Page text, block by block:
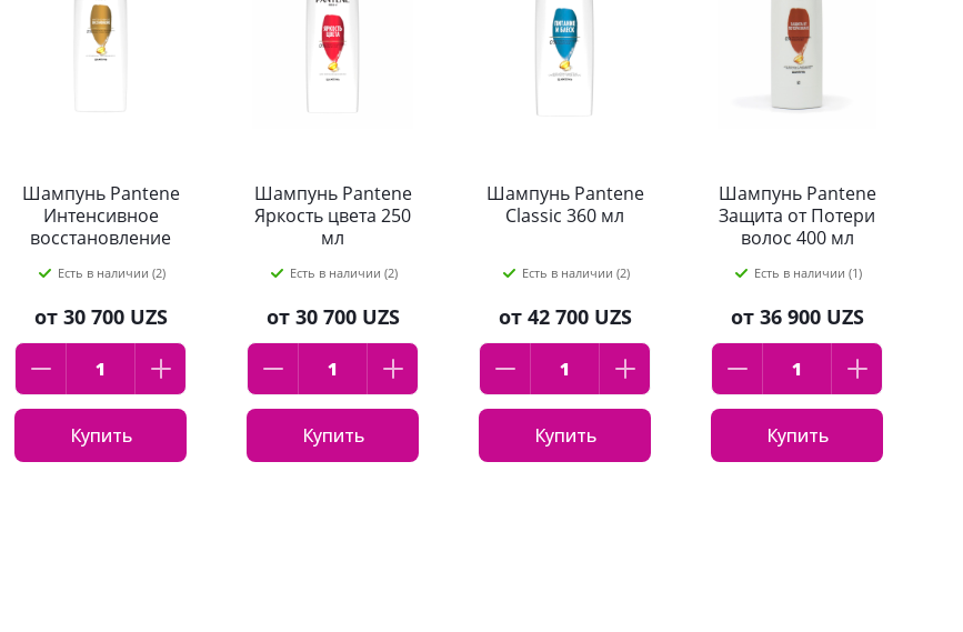
Шампунь Pantene
Интенсивное
восстановление
Есть в наличии (2)
от 30 700 UZS
Купить
Шампунь Pantene
Яркость цвета 250
мл
Есть в наличии (2)
от 30 700 UZS
Купить
Шампунь Pantene
Classic 360 мл
Есть в наличии (2)
от 42 700 UZS
Купить
Шампунь Pantene
Защита от Потери
волос 400 мл
Есть в наличии (1)
от 36 900 UZS
Купить